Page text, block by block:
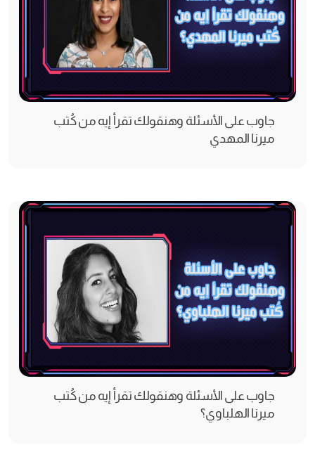
جاوب على الأسئلة وهنقولك تقرأ إيه من كُتب
ميرنا المهدي
جاوب على الأسئلة وهنقولك تقرأ إيه من كُتب
ميرنا الهلباوي؟